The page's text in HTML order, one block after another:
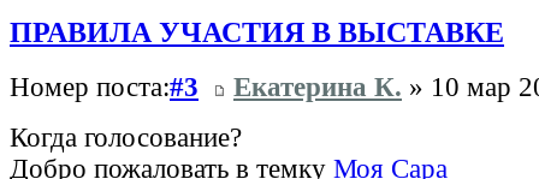
ПРАВИЛА УЧАСТИЯ В ВЫСТАВКЕ
Номер поста:#3 Екатерина К. » 10 мар
Когда голосование?
Добро пожаловать в темку Моя Сара